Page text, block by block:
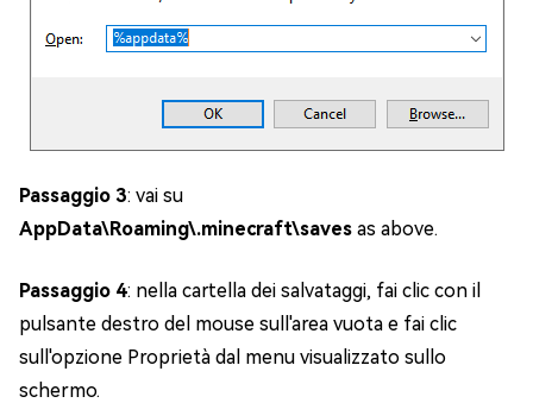
Passaggio 3: vai su
AppData\Roaming\.minecraft\saves as above.
Passaggio 4: nella cartella dei salvataggi, fai clic con il
pulsante destro del mouse sull'area vuota e fai clic
sull'opzione Proprietà dal menu visualizzato sullo
schermo.